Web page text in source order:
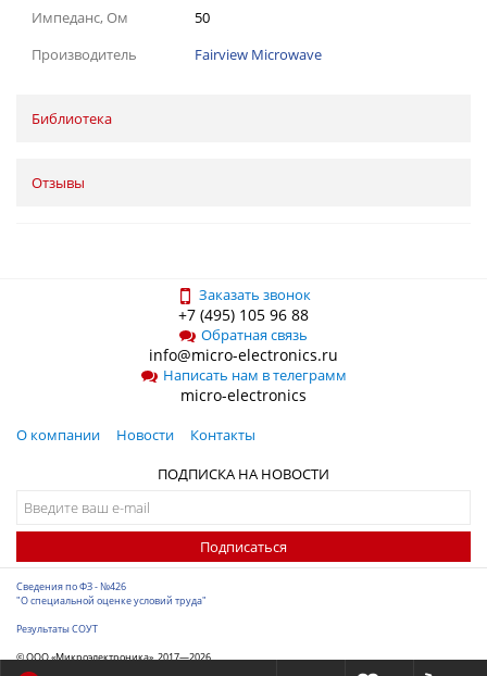
Импеданс, Ом
50
Производитель
Fairview Microwave
Библиотека
Отзывы
Заказать звонок
+7 (495) 105 96 88
Обратная связь
info@micro-electronics.ru
Написать нам в телеграмм
micro-electronics
О компании Новости
Контакты
ПОДПИСКА НА НОВОСТИ
Подписаться
Сведения по ФЗ - №426
"О специальной оценке условий труда"
Результаты СОУТ
© ООО «Микроэлектроника», 2017—2026
Разработка сайта